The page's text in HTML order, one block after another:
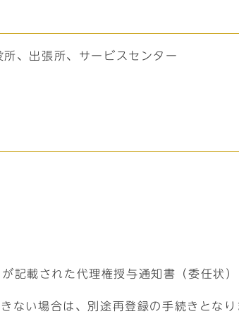
、出張所、サービスセンター
記載された代理権授与通知書（委任状）
い場合は、別途再登録の手続きとなり